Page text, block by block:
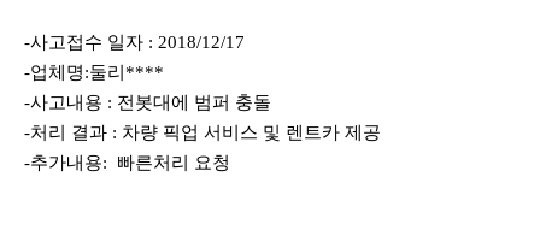
-사고접수 일자 : 2018/12/17
-업체명:둘리****
-사고내용 : 전봇대에 범퍼 충돌
-처리 결과 : 차량 픽업 서비스 및 렌트카 제공
-추가내용: 빠른처리 요청